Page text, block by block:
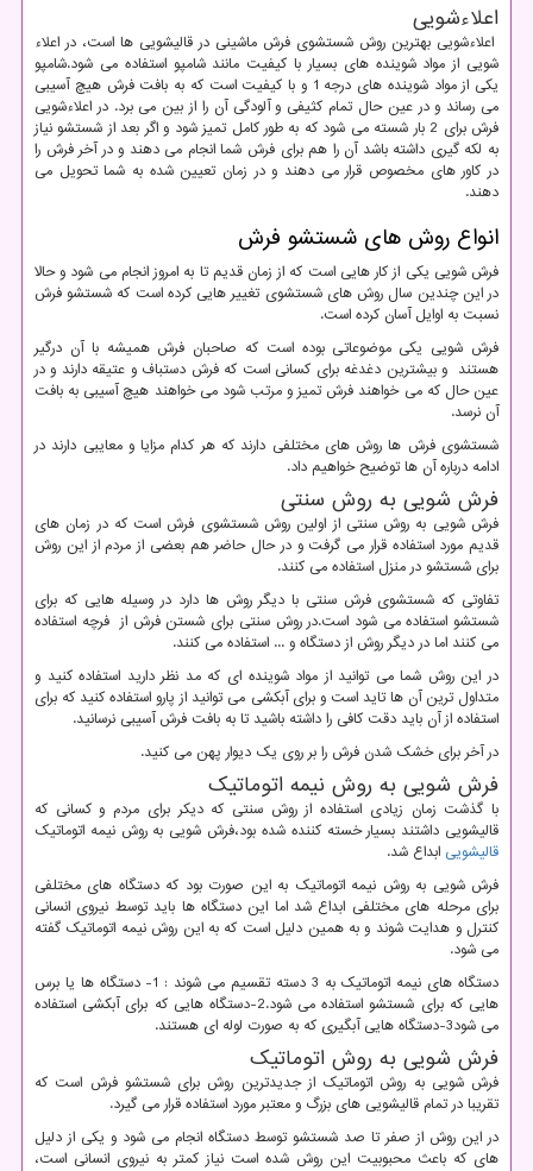
اعلاءشویی
اعلاءشویی بهترین روش شستشوی فرش ماشینی در قالیشویی ها است، در اعلاء
شویی از مواد شوینده های بسیار با کیفیت مانند شامپو استفاده می شود.شامپو
یکی از مواد شوینده های درجه 1 و با کیفیت است که به بافت فرش هیچ آسیبی
می رساند و در عین حال تمام کثیفی و آلودگی آن را از بین می برد. در اعلاءشویی
فرش برای 2 بار شسته می شود که به طور کامل تمیز شود و اگر بعد از شستشو نیاز
به لکه گیری داشته باشد آن را هم برای فرش شما انجام می دهند و در آخر فرش را
در کاور های مخصوص قرار می دهند و در زمان تعیین شده به شما تحویل می
دهند.
انواع روش های شستشو فرش
فرش شویی یکی از کار هایی است که از زمان قدیم تا به امروز انجام می شود و حالا
در این چندین سال روش های شستشوی تغییر هایی کرده است که شستشو فرش
نسبت به اوایل آسان کرده است.
فرش شویی یکی موضوعاتی بوده است که صاحبان فرش همیشه با آن درگیر
هستند و بیشترین دغدغه برای کسانی است که فرش دستباف و عتیقه دارند و در
عین حال که می خواهند فرش تمیز و مرتب شود می خواهند هیچ آسیبی به بافت
آن نرسد.
شستشوی فرش ها روش های مختلفی دارند که هر کدام مزایا و معایبی دارند در
ادامه درباره آن ها توضیح خواهیم داد.
فرش شویی به روش سنتی
فرش شویی به روش سنتی از اولین روش شستشوی فرش است که در زمان های
قدیم مورد استفاده قرار می گرفت و در حال حاضر هم بعضی از مردم از این روش
برای شستشو در منزل استفاده می کنند.
تفاوتی که شستشوی فرش سنتی با دیگر روش ها دارد در وسیله هایی که برای
شستشو استفاده می شود است.در روش سنتی برای شستن فرش از فرچه استفاده
می کنند اما در دیگر روش از دستگاه و ... استفاده می کنند.
در این روش شما می توانید از مواد شوینده ای که مد نظر دارید استفاده کنید و
متداول ترین آن ها تاید است و برای آبکشی می توانید از پارو استفاده کنید که برای
استفاده از آن باید دقت کافی را داشته باشید تا به بافت فرش آسیبی نرسانید.
در آخر برای خشک شدن فرش را بر روی یک دیوار پهن می کنید.
فرش شویی به روش نیمه اتوماتیک
با گذشت زمان زیادی استفاده از روش سنتی که دیکر برای مردم و کسانی که
قالیشویی داشتند بسیار خسته کننده شده بود،فرش شویی به روش نیمه اتوماتیک
قالیشویی ابداع شد.
فرش شویی به روش نیمه اتوماتیک به این صورت بود که دستگاه های مختلفی
برای مرحله های مختلفی ابداع شد اما این دستگاه ها باید توسط نیروی انسانی
کنترل و هدایت شوند و به همین دلیل است که به این روش نیمه اتوماتیک گفته
می شود.
دستگاه های نیمه اتوماتیک به 3 دسته تقسیم می شوند : 1- دستگاه ها یا برس
هایی که برای شستشو استفاده می شود.2-دستگاه هایی که برای آبکشی استفاده
می شود3-دستگاه هایی آبگیری که به صورت لوله ای هستند.
فرش شویی به روش اتوماتیک
فرش شویی به روش اتوماتیک از جدیدترین روش برای شستشو فرش است که
تقریبا در تمام قالیشویی های بزرگ و معتبر مورد استفاده قرار می گیرد.
در این روش از صفر تا صد شستشو توسط دستگاه انجام می شود و یکی از دلیل
های که باعث محبوبیت این روش شده است نیاز کمتر به نیروی انسانی است،